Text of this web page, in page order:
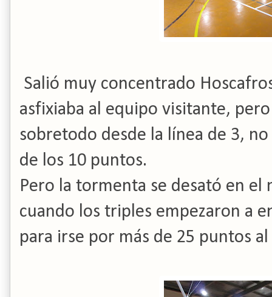
Salió muy concentrado
asfixiaba al equipo visitante,
sobretodo desde la línea de 3,
de los 10 puntos.
Pero la tormenta se desató en
cuando los triples empezaron a
para irse por más de 25 puntos al